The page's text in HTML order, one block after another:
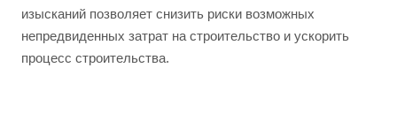
изысканий позволяет снизить риски возможных
непредвиденных затрат на строительство и ускорить
процесс строительства.